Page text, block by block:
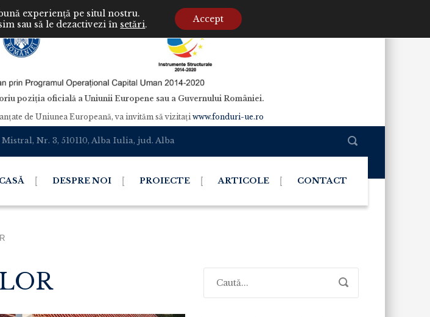
poziția oficială a Uniunii Europene sau a Guvernului României.
de Uniunea Europeană, va invităm să vizitaţi www.fonduri-ue.ro
Nr. 3, 510110, Alba Iulia, jud. Alba
DESPRE NOI PROIECTE ARTICOLE CONTACT
experiență pe situl nostru.
sau să le dezactivezi în setări. Accept